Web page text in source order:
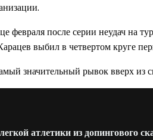
февраля после серии неудач на
выбил в четвертом круге
значительный рывок вверх из
атлетики из допингового